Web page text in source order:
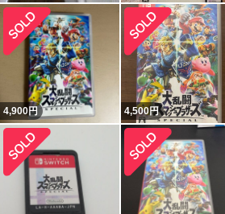
4,900円 4,500円